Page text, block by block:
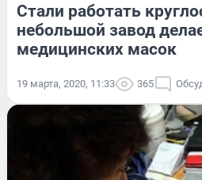
Стали работать
небольшой завод
медицинских масок
19 марта, 2020, 11:33 365